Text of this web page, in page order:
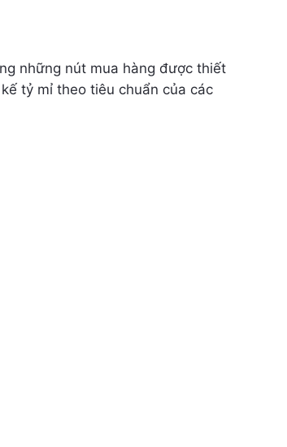
những nút mua hàng được thiết
tỷ mỉ theo tiêu chuẩn của các